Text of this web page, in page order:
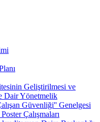
Geliştirilmesi ve
Dair Yönetmelik
Güvenliği'' Genelgesi
Çalışmaları